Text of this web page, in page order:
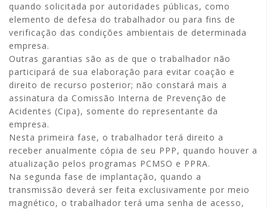
quando solicitada por autoridades públicas, como
elemento de defesa do trabalhador ou para fins de
verificação das condições ambientais de determinada
empresa.
Outras garantias são as de que o trabalhador não
participará de sua elaboração para evitar coação e
direito de recurso posterior; não constará mais a
assinatura da Comissão Interna de Prevenção de
Acidentes (Cipa), somente do representante da
empresa.
Nesta primeira fase, o trabalhador terá direito a
receber anualmente cópia de seu PPP, quando houver a
atualização pelos programas PCMSO e PPRA.
Na segunda fase de implantação, quando a
transmissão deverá ser feita exclusivamente por meio
magnético, o trabalhador terá uma senha de acesso,